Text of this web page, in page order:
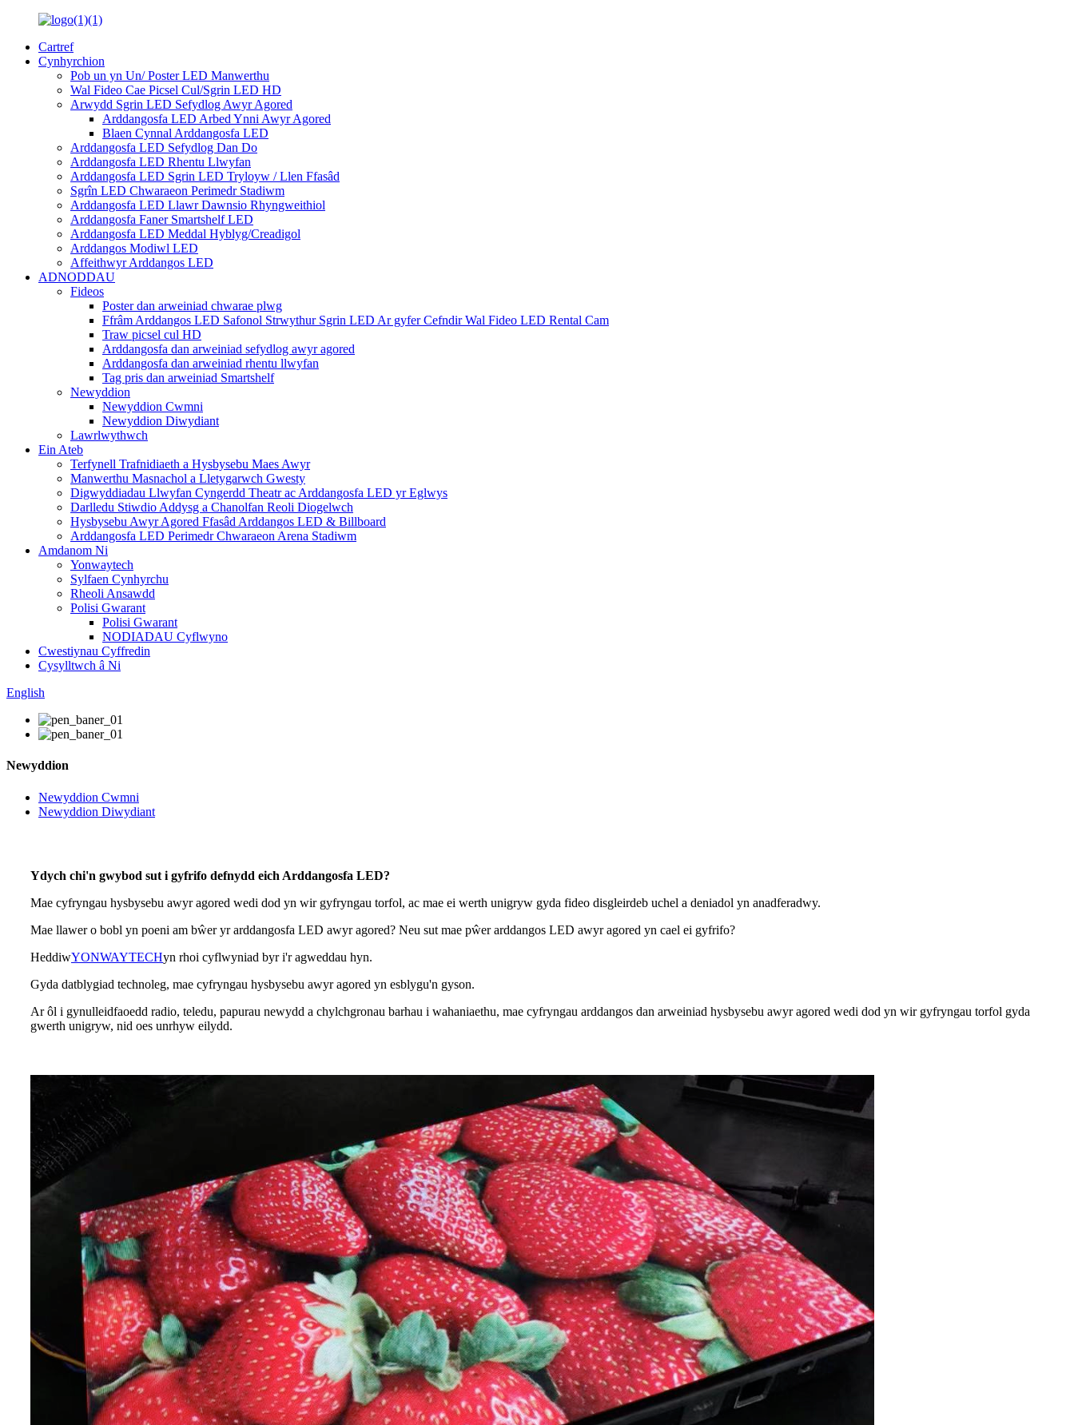
Cartref
Cynhyrchion
Pob un yn Un/ Poster LED Manwerthu
Wal Fideo Cae Picsel Cul/Sgrin LED HD
Arwydd Sgrin LED Sefydlog Awyr Agored
Arddangosfa LED Arbed Ynni Awyr Agored
Blaen Cynnal Arddangosfa LED
Arddangosfa LED Sefydlog Dan Do
Arddangosfa LED Rhentu Llwyfan
Arddangosfa LED Sgrin LED Tryloyw / Llen Ffasâd
Sgrîn LED Chwaraeon Perimedr Stadiwm
Arddangosfa LED Llawr Dawnsio Rhyngweithiol
Arddangosfa Faner Smartshelf LED
Arddangosfa LED Meddal Hyblyg/Creadigol
Arddangos Modiwl LED
Affeithwyr Arddangos LED
ADNODDAU
Fideos
Poster dan arweiniad chwarae plwg
Ffrâm Arddangos LED Safonol Strwythur Sgrin LED Ar gyfer Cefndir Wal Fideo LED Rental Cam
Traw picsel cul HD
Arddangosfa dan arweiniad sefydlog awyr agored
Arddangosfa dan arweiniad rhentu llwyfan
Tag pris dan arweiniad Smartshelf
Newyddion
Newyddion Cwmni
Newyddion Diwydiant
Lawrlwythwch
Ein Ateb
Terfynell Trafnidiaeth a Hysbysebu Maes Awyr
Manwerthu Masnachol a Lletygarwch Gwesty
Digwyddiadau Llwyfan Cyngerdd Theatr ac Arddangosfa LED yr Eglwys
Darlledu Stiwdio Addysg a Chanolfan Reoli Diogelwch
Hysbysebu Awyr Agored Ffasâd Arddangos LED & Billboard
Arddangosfa LED Perimedr Chwaraeon Arena Stadiwm
Amdanom Ni
Yonwaytech
Sylfaen Cynhyrchu
Rheoli Ansawdd
Polisi Gwarant
Polisi Gwarant
NODIADAU Cyflwyno
Cwestiynau Cyffredin
Cysylltwch â Ni
English
Newyddion
Newyddion Cwmni
Newyddion Diwydiant
Ydych chi'n gwybod sut i gyfrifo defnydd eich Arddangosfa LED?
Mae cyfryngau hysbysebu awyr agored wedi dod yn wir gyfryngau torfol, ac mae ei werth unigryw gyda fideo disgleirdeb uchel a deniadol yn anadferadwy.
Mae llawer o bobl yn poeni am bŵer yr arddangosfa LED awyr agored? Neu sut mae pŵer arddangos LED awyr agored yn cael ei gyfrifo?
HeddiwYONWAYTECHyn rhoi cyflwyniad byr i'r agweddau hyn.
Gyda datblygiad technoleg, mae cyfryngau hysbysebu awyr agored yn esblygu'n gyson.
Ar ôl i gynulleidfaoedd radio, teledu, papurau newydd a chylchgronau barhau i wahaniaethu, mae cyfryngau arddangos dan arweiniad hysbysebu awyr agored wedi dod yn wir gyfryngau torfol gyda
gwerth unigryw, nid oes unrhyw eilydd.